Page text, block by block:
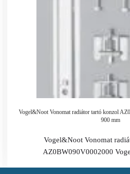
Vogel&Noot Vonomat radiátor tartó konzol
900 mm
Vogel&Noot Vonomat
AZ0BW090V0002000